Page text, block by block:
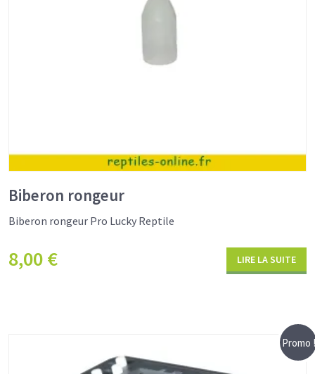
Biberon rongeur
Biberon rongeur Pro Lucky Reptile
8,00€ LIRE LA SUITE
Promo !